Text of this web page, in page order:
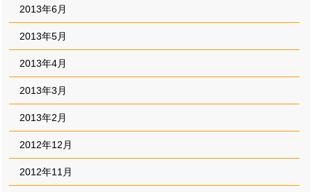
2013年6月
2013年5月
2013年4月
2013年3月
2013年2月
2012年12月
2012年11月